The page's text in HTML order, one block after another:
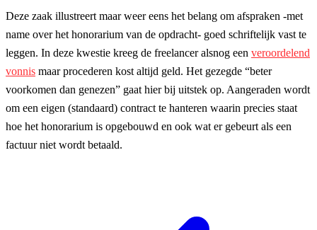
Deze zaak illustreert maar weer eens het belang om afspraken -met
name over het honorarium van de opdracht- goed schriftelijk vast te
leggen. In deze kwestie kreeg de freelancer alsnog een veroordelend
vonnis maar procederen kost altijd geld. Het gezegde “beter
voorkomen dan genezen” gaat hier bij uitstek op. Aangeraden wordt
om een eigen (standaard) contract te hanteren waarin precies staat
hoe het honorarium is opgebouwd en ook wat er gebeurt als een
factuur niet wordt betaald.